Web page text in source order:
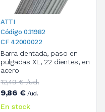
ATTI
Código 031982
CF 42000022
Barra dentada, paso en
pulgadas XL, 22 dientes, en
acero
12,49 € /ud.
9,86 €/ud.
En stock